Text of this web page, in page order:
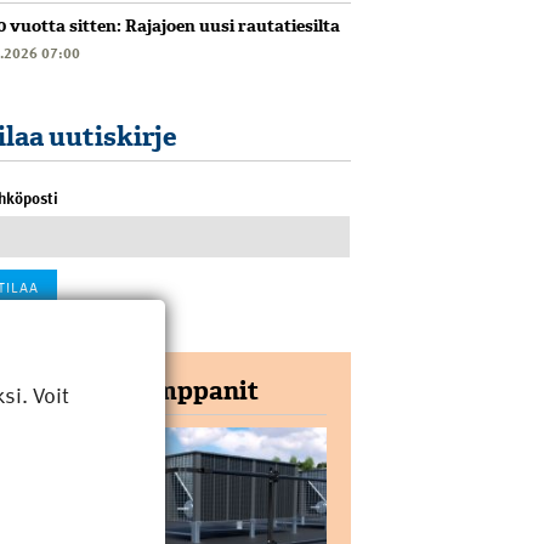
vuotta sitten: Rajajoen uusi rautatiesilta
07:00
uutiskirje
Yhteistyökumppanit
Voit